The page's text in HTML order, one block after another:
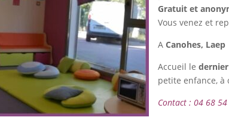
Gratuit et
Vous venez et
ACanohes,
Accueil le
petite enfance, à
Contact : 04 68